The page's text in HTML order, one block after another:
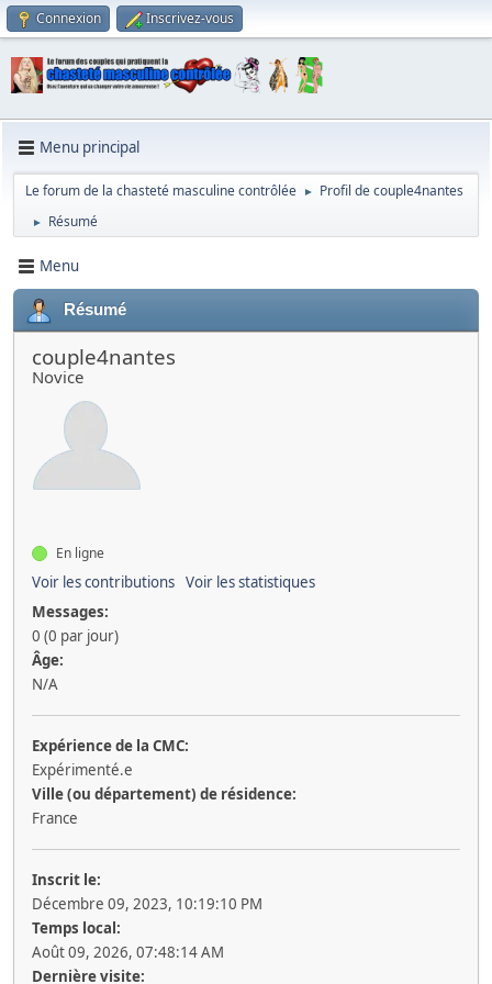
Connexion Inscrivez-vous
Menu principal
Le forum de la chasteté masculine contrôlée ► Profil de couple4nantes
► Résumé
Menu
Résumé
couple4nantes
Novice
En ligne
Voir les contributions Voir les statistiques
Messages:
0 (0 par jour)
Âge:
N/A
Expérience de la CMC:
Expérimenté.e
Ville (ou département) de résidence:
France
Inscrit le:
Décembre 09, 2023, 10:19:10 PM
Temps local:
Août 09, 2026, 07:48:14 AM
Dernière visite: